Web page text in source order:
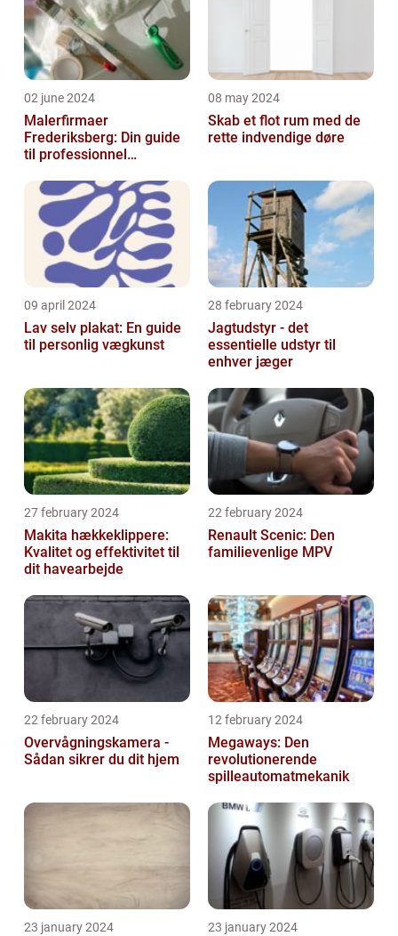
02 june 2024
Malerfirmaer
Frederiksberg: Din guide
til professionnel
08 may 2024
Skab et flot rum med de
rette indvendige døre
09 april 2024
Lav selv plakat: En guide
til personlig vægkunst
28 february 2024
Jagtudstyr - det
essentielle udstyr til
enhver jæger
27 february 2024
Makita hækkeklippere:
Kvalitet og effektivitet til
dit havearbejde
22 february 2024
Renault Scenic: Den
familievenlige MPV
22 february 2024
Overvågningskamera -
Sådan sikrer du dit hjem
12 february 2024
Megaways: Den
revolutionerende
spilleautomatmekanik
23 january 2024 23 january 2024